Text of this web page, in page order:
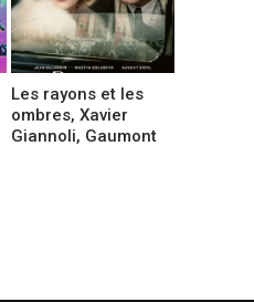
Les rayons et les
ombres, Xavier
Giannoli, Gaumont